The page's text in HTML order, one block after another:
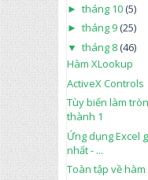
► tháng 10(5)
► tháng 9(25)
▼ tháng 8(46)
Hàm XLookup
ActiveX Controls
Tùy biến làm
thành 1
Ứng dụng Excel
nhất - ...
Toàn tập về hàm